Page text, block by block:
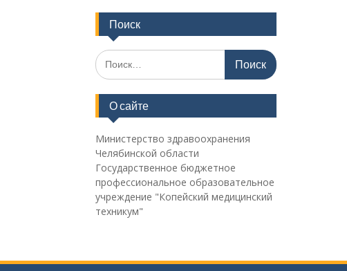
Поиск
Поиск
по:
О сайте
Министерство здравоохранения
Челябинской области
Государственное бюджетное
профессиональное образовательное
учреждение "Копейский медицинский
техникум"